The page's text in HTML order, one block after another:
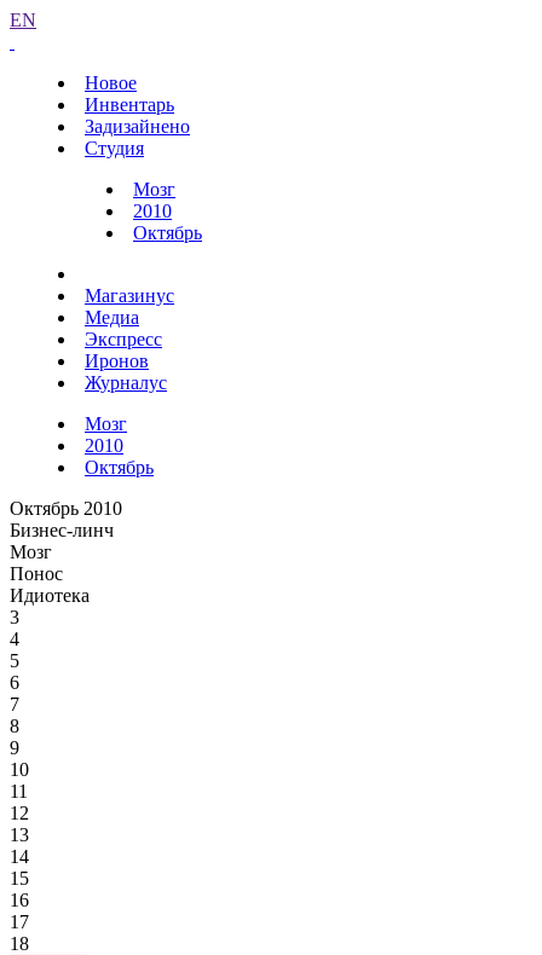
EN
Новое
Инвентарь
Задизайнено
Студия
Мозг
2010
Октябрь
Магазинус
Медиа
Экспресс
Иронов
Журналус
Мозг
2010
Октябрь
Октябрь 2010
Бизнес-линч
Мозг
Понос
Идиотека
3
4
5
6
7
8
9
10
11
12
13
14
15
16
17
18